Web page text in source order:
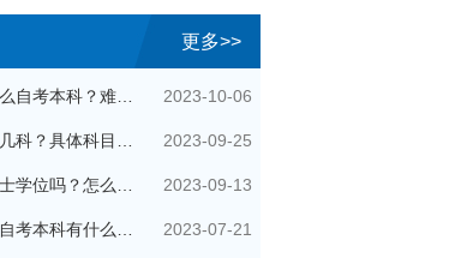
更多>>
在校大专生怎么自考本科？难通过吗？ 2023-10-06
自考本科要考几科？具体科目是什么？ 2023-09-25
自考本科有学士学位吗？怎么申请的？ 2023-09-13
提升学历选择自考本科有什么优势？ 2023-07-21